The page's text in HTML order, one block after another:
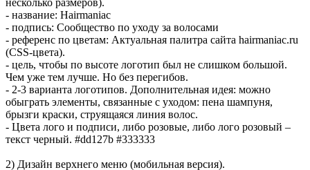
несколько размеров).
- название: Hairmaniac
- подпись: Сообщество по уходу за волосами
- референс по цветам: Актуальная палитра сайта hairmaniac.ru
(CSS-цвета).
- цель, чтобы по высоте логотип был не слишком большой.
Чем уже тем лучше. Но без перегибов.
- 2-3 варианта логотипов. Дополнительная идея: можно
обыграть элементы, связанные с уходом: пена шампуня,
брызги краски, струящаяся линия волос.
- Цвета лого и подписи, либо розовые, либо лого розовый –
текст черный. #dd127b #333333
2) Дизайн верхнего меню (мобильная версия).